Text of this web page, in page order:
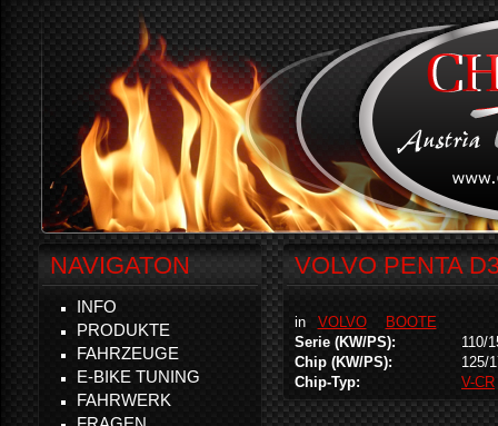
VOLVO PENTA
in VOLVO
BOOTE
Serie (KW/PS):
110/
Chip (KW/PS):
125/
Chip-Typ:
V-CR
NAVIGATON
INFO
PRODUKTE
FAHRZEUGE
E-BIKE TUNING
FAHRWERK